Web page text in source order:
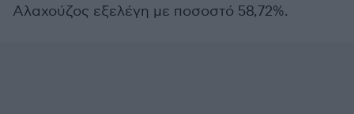
Αλαχούζος εξελέγη με ποσοστό 58,72%.